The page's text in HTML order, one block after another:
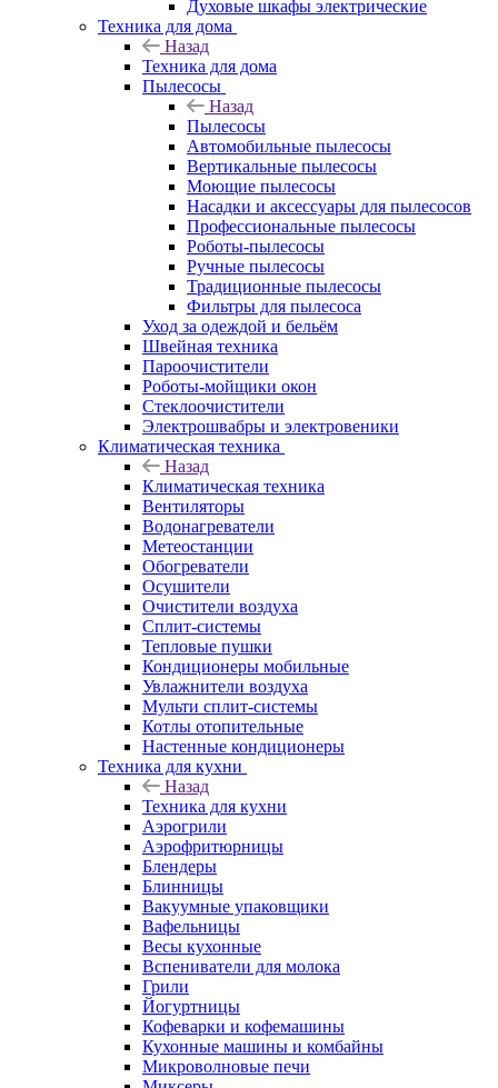
Духовые шкафы электрические
Техника для дома
Назад
Техника для дома
Пылесосы
Назад
Пылесосы
Автомобильные пылесосы
Вертикальные пылесосы
Моющие пылесосы
Насадки и аксессуары для пылесосов
Профессиональные пылесосы
Роботы-пылесосы
Ручные пылесосы
Традиционные пылесосы
Фильтры для пылесоса
Уход за одеждой и бельём
Швейная техника
Пароочистители
Роботы-мойщики окон
Стеклоочистители
Электрошвабры и электровеники
Климатическая техника
Назад
Климатическая техника
Вентиляторы
Водонагреватели
Метеостанции
Обогреватели
Осушители
Очистители воздуха
Сплит-системы
Тепловые пушки
Кондиционеры мобильные
Увлажнители воздуха
Мульти сплит-системы
Котлы отопительные
Настенные кондиционеры
Техника для кухни
Назад
Техника для кухни
Аэрогрили
Аэрофритюрницы
Блендеры
Блинницы
Вакуумные упаковщики
Вафельницы
Весы кухонные
Вспениватели для молока
Грили
Йогуртницы
Кофеварки и кофемашины
Кухонные машины и комбайны
Микроволновые печи